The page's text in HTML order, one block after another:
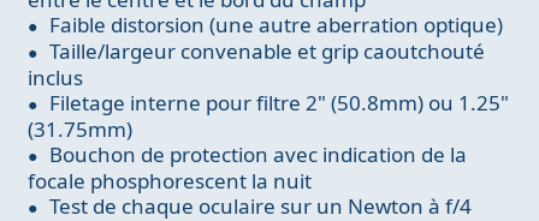
Faible distorsion (une autre aberration optique)
Taille/largeur convenable et grip caoutchouté
inclus
Filetage interne pour filtre 2" (50.8mm) ou 1.25"
(31.75mm)
Bouchon de protection avec indication de la
focale phosphorescent la nuit
Test de chaque oculaire sur un Newton à f/4